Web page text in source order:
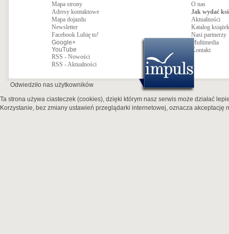
Mapa strony
Adresy kontaktowe
Mapa dojazdu
Newsletter
Facebook Lubię to!
Google+
YouTube
RSS - Nowości
RSS - Aktualności
O nas
Jak wydać
Aktualności
Katalog książek
Nasi partnerzy
Multimedia
Kontakt
Odwiedziło nas użytkowników
Ta strona używa ciasteczek (cookies), dzięki którym nasz serwis może działać
Korzystanie, bez zmiany ustawień przeglądarki internetowej, oznacza akceptację